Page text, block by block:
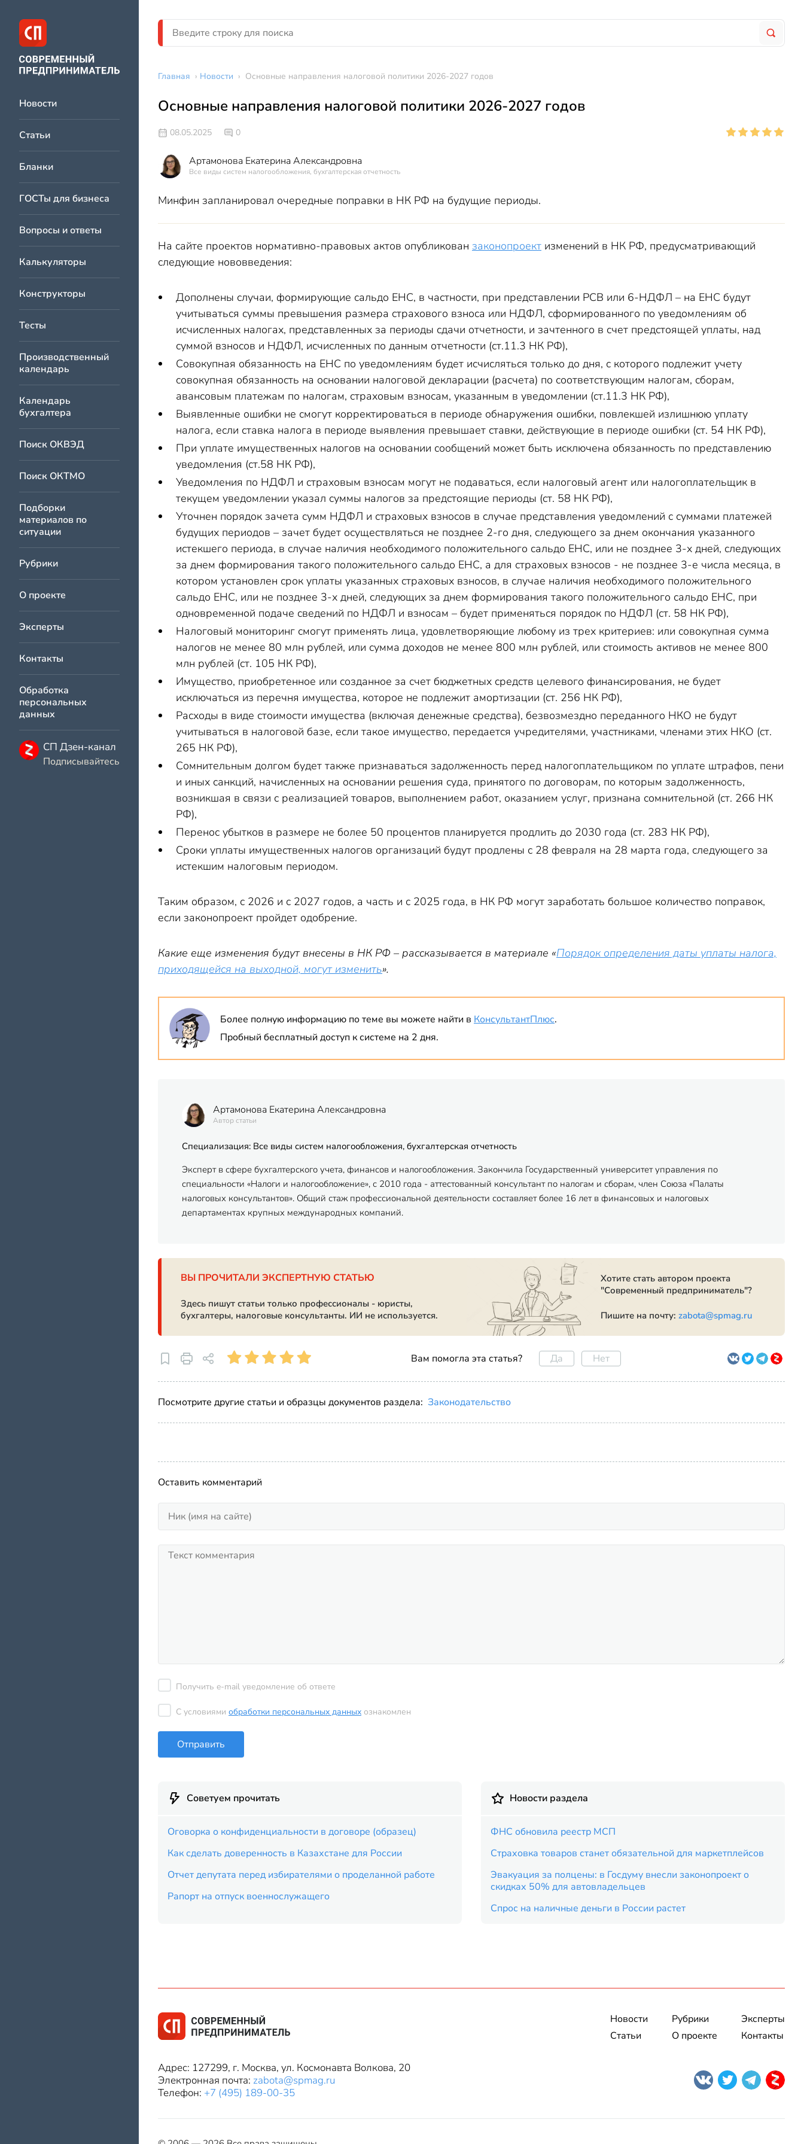
Новости
Статьи
Бланки
ГОСТы для бизнеса
Вопросы и ответы
Калькуляторы
Конструкторы
Тесты
Производственный
календарь
Календарь
бухгалтера
Поиск ОКВЭД
Поиск ОКТМО
Подборки
материалов по
ситуации
Рубрики
О проекте
Эксперты
Контакты
Обработка
персональных
данных
СП Дзен-канал
Подписывайтесь
Главная › Новости › Основные направления налоговой политики 2026-2027 годов
Основные направления налоговой политики 2026-2027 годов
08.05.2025 0
Артамонова Екатерина Александровна
Все виды систем налогообложения, бухгалтерская отчетность
Минфин запланировал очередные поправки в НК РФ на будущие периоды.
На сайте проектов нормативно-правовых актов опубликован законопроект изменений в НК РФ, предусматривающий
следующие нововведения:
Дополнены случаи, формирующие сальдо ЕНС, в частности, при представлении РСВ или 6-НДФЛ – на ЕНС будут
учитываться суммы превышения размера страхового взноса или НДФЛ, сформированного по уведомлениям об
исчисленных налогах, представленных за периоды сдачи отчетности, и зачтенного в счет предстоящей уплаты, над
суммой взносов и НДФЛ, исчисленных по данным отчетности (ст.11.3 НК РФ),
Совокупная обязанность на ЕНС по уведомлениям будет исчисляться только до дня, с которого подлежит учету
совокупная обязанность на основании налоговой декларации (расчета) по соответствующим налогам, сборам,
авансовым платежам по налогам, страховым взносам, указанным в уведомлении (ст.11.3 НК РФ),
Выявленные ошибки не смогут корректироваться в периоде обнаружения ошибки, повлекшей излишнюю уплату
налога, если ставка налога в периоде выявления превышает ставки, действующие в периоде ошибки (ст. 54 НК РФ),
При уплате имущественных налогов на основании сообщений может быть исключена обязанность по представлению
уведомления (ст.58 НК РФ),
Уведомления по НДФЛ и страховым взносам могут не подаваться, если налоговый агент или налогоплательщик в
текущем уведомлении указал суммы налогов за предстоящие периоды (ст. 58 НК РФ),
Уточнен порядок зачета сумм НДФЛ и страховых взносов в случае представления уведомлений с суммами платежей
будущих периодов – зачет будет осуществляться не позднее 2-го дня, следующего за днем окончания указанного
истекшего периода, в случае наличия необходимого положительного сальдо ЕНС, или не позднее 3-х дней, следующих
за днем формирования такого положительного сальдо ЕНС, а для страховых взносов - не позднее 3-е числа месяца, в
котором установлен срок уплаты указанных страховых взносов, в случае наличия необходимого положительного
сальдо ЕНС, или не позднее 3-х дней, следующих за днем формирования такого положительного сальдо ЕНС, при
одновременной подаче сведений по НДФЛ и взносам – будет применяться порядок по НДФЛ (ст. 58 НК РФ),
Налоговый мониторинг смогут применять лица, удовлетворяющие любому из трех критериев: или совокупная сумма
налогов не менее 80 млн рублей, или сумма доходов не менее 800 млн рублей, или стоимость активов не менее 800
млн рублей (ст. 105 НК РФ),
Имущество, приобретенное или созданное за счет бюджетных средств целевого финансирования, не будет
исключаться из перечня имущества, которое не подлежит амортизации (ст. 256 НК РФ),
Расходы в виде стоимости имущества (включая денежные средства), безвозмездно переданного НКО не будут
учитываться в налоговой базе, если такое имущество, передается учредителями, участниками, членами этих НКО (ст.
265 НК РФ),
Сомнительным долгом будет также признаваться задолженность перед налогоплательщиком по уплате штрафов, пени
и иных санкций, начисленных на основании решения суда, принятого по договорам, по которым задолженность,
возникшая в связи с реализацией товаров, выполнением работ, оказанием услуг, признана сомнительной (ст. 266 НК
РФ),
Перенос убытков в размере не более 50 процентов планируется продлить до 2030 года (ст. 283 НК РФ),
Сроки уплаты имущественных налогов организаций будут продлены с 28 февраля на 28 марта года, следующего за
истекшим налоговым периодом.
Таким образом, с 2026 и с 2027 годов, а часть и с 2025 года, в НК РФ могут заработать большое количество поправок,
если законопроект пройдет одобрение.
Какие еще изменения будут внесены в НК РФ – рассказывается в материале «Порядок определения даты уплаты налога,
приходящейся на выходной, могут изменить».
Более полную информацию по теме вы можете найти в КонсультантПлюс.
Пробный бесплатный доступ к системе на 2 дня.
Артамонова Екатерина Александровна
Автор статьи
Специализация: Все виды систем налогообложения, бухгалтерская отчетность
Эксперт в сфере бухгалтерского учета, финансов и налогообложения. Закончила Государственный университет управления по
специальности «Налоги и налогообложение», с 2010 года - аттестованный консультант по налогам и сборам, член Союза «Палаты
налоговых консультантов». Общий стаж профессиональной деятельности составляет более 16 лет в финансовых и налоговых
департаментах крупных международных компаний.
ВЫ ПРОЧИТАЛИ ЭКСПЕРТНУЮ СТАТЬЮ
Здесь пишут статьи только профессионалы - юристы,
бухгалтеры, налоговые консультанты. ИИ не используется.
Хотите стать автором проекта
"Современный предприниматель"?
Пишите на почту:zabota@spmag.ru
Вам помогла эта статья? Да Нет
Посмотрите другие статьи и образцы документов раздела: Законодательство
Оставить комментарий
Получить e-mail уведомление об ответе
С условиями обработки персональных данных ознакомлен
Отправить
Советуем прочитать
Оговорка о конфиденциальности в договоре (образец)
Как сделать доверенность в Казахстане для России
Отчет депутата перед избирателями о проделанной работе
Рапорт на отпуск военнослужащего
Новости раздела
ФНС обновила реестр МСП
Страховка товаров станет обязательной для маркетплейсов
Эвакуация за полцены: в Госдуму внесли законопроект о
скидках 50% для автовладельцев
Спрос на наличные деньги в России растет
Новости
Статьи
Рубрики
О проекте
Эксперты
Контакты
Адрес: 127299, г. Москва, ул. Космонавта Волкова, 20
Электронная почта: zabota@spmag.ru
Телефон: +7 (495) 189-00-35